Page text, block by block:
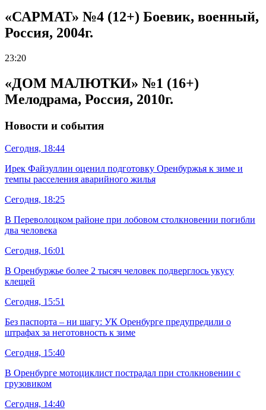
«САРМАТ» №4 (12+) Боевик, военный,
Россия, 2004г.
23:20
«ДОМ МАЛЮТКИ» №1 (16+)
Мелодрама, Россия, 2010г.
Новости и события
Сегодня, 18:44
Ирек Файзуллин оценил подготовку Оренбуржья к зиме и
темпы расселения аварийного жилья
Сегодня, 18:25
В Переволоцком районе при лобовом столкновении погибли
два человека
Сегодня, 16:01
В Оренбуржье более 2 тысяч человек подверглось укусу
клещей
Сегодня, 15:51
Без паспорта – ни шагу: УК Оренбурге предупредили о
штрафах за неготовность к зиме
Сегодня, 15:40
В Оренбурге мотоциклист пострадал при столкновении с
грузовиком
Сегодня, 14:40